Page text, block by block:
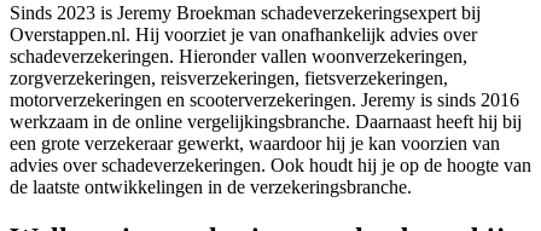
Sinds 2023 is Jeremy Broekman schadeverzekeringsexpert bij
Overstappen.nl. Hij voorziet je van onafhankelijk advies over
schadeverzekeringen. Hieronder vallen woonverzekeringen,
zorgverzekeringen, reisverzekeringen, fietsverzekeringen,
motorverzekeringen en scooterverzekeringen. Jeremy is sinds 2016
werkzaam in de online vergelijkingsbranche. Daarnaast heeft hij bij
een grote verzekeraar gewerkt, waardoor hij je kan voorzien van
advies over schadeverzekeringen. Ook houdt hij je op de hoogte van
de laatste ontwikkelingen in de verzekeringsbranche.